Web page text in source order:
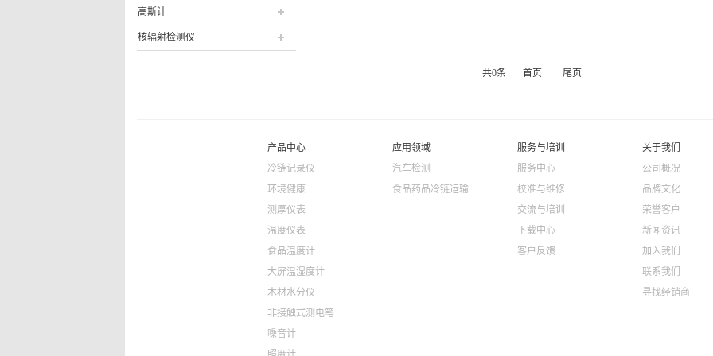
高斯计
核辐射检测仪
共0条 首页 尾页
产品中心
冷链记录仪
环境健康
测厚仪表
温度仪表
食品温度计
大屏温湿度计
木材水分仪
非接触式测电笔
噪音计
应用领域
汽车检测
食品药品冷链运输
服务与培训
服务中心
校准与维修
交流与培训
下载中心
客户反馈
关于我们
公司概况
品牌文化
荣誉客户
新闻资讯
加入我们
联系我们
寻找经销商